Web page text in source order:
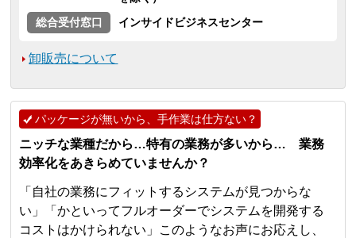
総合受付窓口
インサイドビジネスセンター
卸販売について
パッケージが無いから、手作業は仕方ない？
ニッチな業種だから…特有の業務が多いから… 業務
効率化をあきらめていませんか？
「自社の業務にフィットするシステムが見つからな
い」「かといってフルオーダーでシステムを開発する
コストはかけられない」このようなお声にお応えし、